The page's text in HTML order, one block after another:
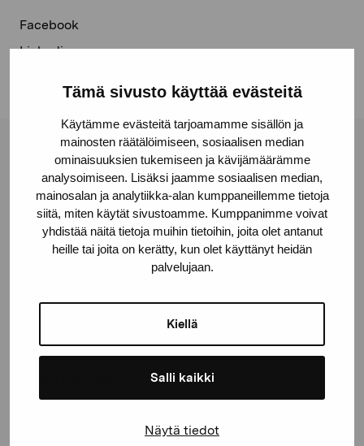
Tämä sivusto käyttää evästeitä
Käytämme evästeitä tarjoamamme sisällön ja
mainosten räätälöimiseen, sosiaalisen median
ominaisuuksien tukemiseen ja kävijämäärämme
analysoimiseen. Lisäksi jaamme sosiaalisen median,
mainosalan ja analytiikka-alan kumppaneillemme tietoja
siitä, miten käytät sivustoamme. Kumppanimme voivat
yhdistää näitä tietoja muihin tietoihin, joita olet antanut
heille tai joita on kerätty, kun olet käyttänyt heidän
palvelujaan.
Kiellä
Salli kaikki
Näytä tiedot
Facebook
Linkedin
Pro Artibus Foundation
Gustav Wasas gata 11
10600 Ekenäs
proartibus@proartibus.fi